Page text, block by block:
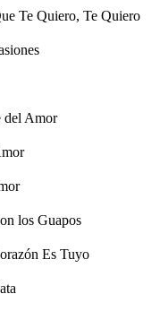
Te Quiero, Te Quiero
del Amor
los Guapos
Es Tuyo